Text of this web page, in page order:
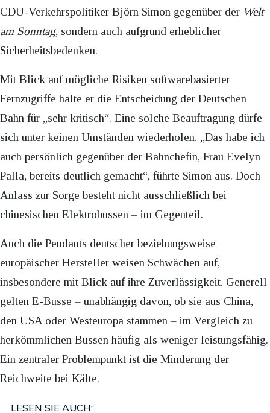
CDU-Verkehrspolitiker Björn Simon gegenüber der Welt
am Sonntag, sondern auch aufgrund erheblicher
Sicherheitsbedenken.
Mit Blick auf mögliche Risiken softwarebasierter
Fernzugriffe halte er die Entscheidung der Deutschen
Bahn für „sehr kritisch“. Eine solche Beauftragung dürfe
sich unter keinen Umständen wiederholen. „Das habe ich
auch persönlich gegenüber der Bahnchefin, Frau Evelyn
Palla, bereits deutlich gemacht“, führte Simon aus. Doch
Anlass zur Sorge besteht nicht ausschließlich bei
chinesischen Elektrobussen – im Gegenteil.
Auch die Pendants deutscher beziehungsweise
europäischer Hersteller weisen Schwächen auf,
insbesondere mit Blick auf ihre Zuverlässigkeit. Generell
gelten E-Busse – unabhängig davon, ob sie aus China,
den USA oder Westeuropa stammen – im Vergleich zu
herkömmlichen Bussen häufig als weniger leistungsfähig.
Ein zentraler Problempunkt ist die Minderung der
Reichweite bei Kälte.
LESEN SIE AUCH: